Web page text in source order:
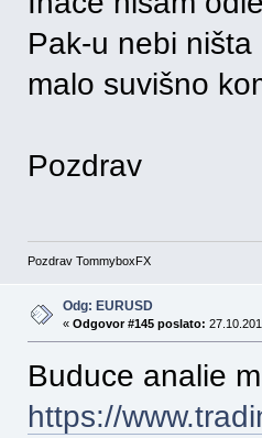
Pak-u nebi
malo suvišno
Pozdrav
Pozdrav TommyboxFX
Odg: EURUSD
« Odgovor #145 poslato:
Buduce analie
https://